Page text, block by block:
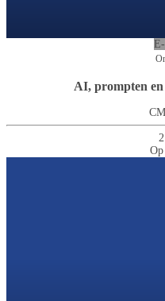
AI, prompten
Op